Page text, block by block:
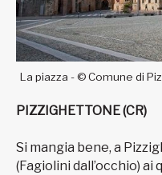
La piazza - © Comune di
PIZZIGHETTONE (CR)
Si mangia bene, a
(Fagiolini dall’occhio)